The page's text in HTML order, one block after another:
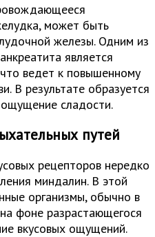
может быть
железы. Одним из
является
ведет к повышенному
В результате образуется
сладости.
путей
рецепторов нередко
миндалин. В этой
организмы, обычно в
фоне разрастающегося
вкусовых ощущений.